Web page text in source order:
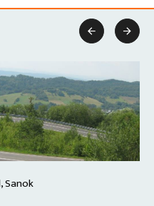
 